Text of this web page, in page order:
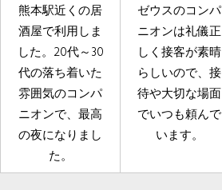
熊本駅近くの居
酒屋で利用しま
した。20代～30
代の落ち着いた
雰囲気のコンパ
ニオンで、最高
の夜になりまし
た。
ゼウスのコンパ
ニオンは礼儀正
しく接客が素晴
らしいので、接
待や大切な場面
でいつも頼んで
います。